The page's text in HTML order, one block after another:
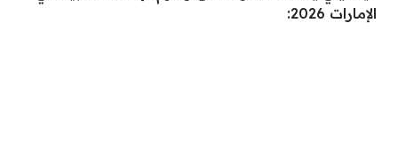
الإمارات 2026: